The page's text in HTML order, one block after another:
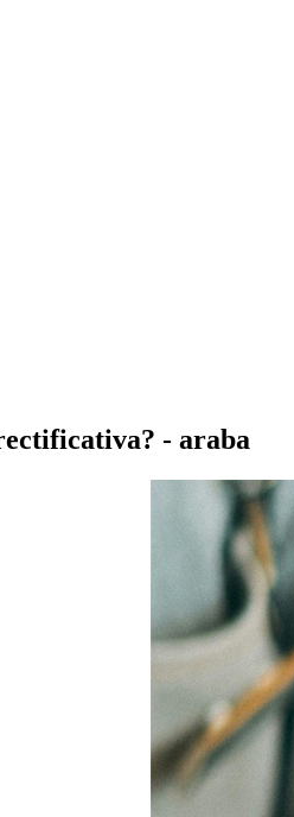
- araba